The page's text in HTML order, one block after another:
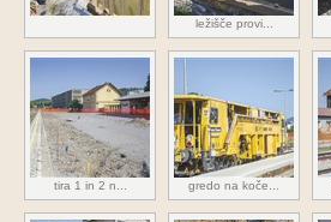
ležišče provi...
tira 1 in 2 n... gredo na koče...